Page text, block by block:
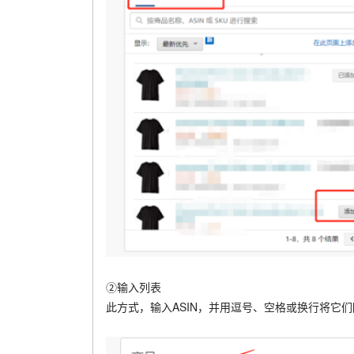
②输入列表
此方式，输入ASIN，并用逗号、空格或换行将它